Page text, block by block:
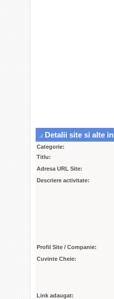
Detalii site si alte
Categorie:
Titlu:
Adresa URL Site:
Descriere activitate:
Profil Site / Companie:
Cuvinte Cheie:
Link adaugat: